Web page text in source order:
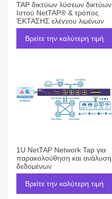
TAP δικτύων λύσεων δικτύων
Ιστού NetTAP® & τρόπος
ΈΚΤΑΣΗΣ ελέγχου λιμένων
Βρείτε την καλύτερη τιμή
1U NetTAP Network Tap για
παρακολούθηση και ανάλυση
δεδομένων
Βρείτε την καλύτερη τιμή